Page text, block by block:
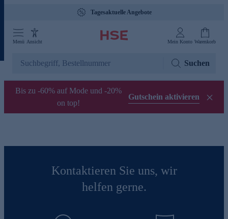
Tagesaktuelle Angebote
Menü Ansicht Mein Konto Warenkorb
Suchen
Bis zu -60% auf Mode und -20%
on top!
Gutschein aktivieren
Kontaktieren Sie uns, wir
helfen gerne.